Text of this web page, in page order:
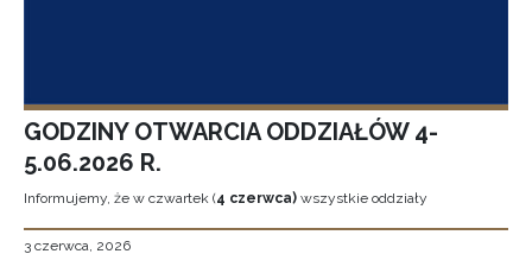
GODZINY OTWARCIA ODDZIAŁÓW 4-
5.06.2026 R.
Informujemy, że w czwartek (4 czerwca) wszystkie oddziały
3 czerwca, 2026